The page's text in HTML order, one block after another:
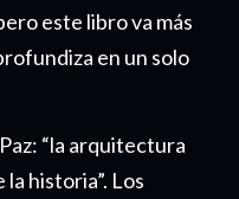
este libro va más
en un solo
“la arquitectura
historia”. Los